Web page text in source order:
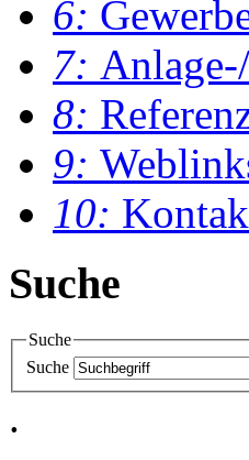
6:
7:
8:
9:
10:
Suche
Suche
Suche
.